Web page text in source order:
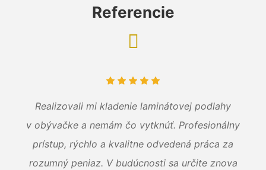
Referencie
Realizovali mi kladenie laminátovej podlahy
v obývačke a nemám čo vytknúť. Profesionálny
prístup, rýchlo a kvalitne odvedená práca za
rozumný peniaz. V budúcnosti sa určite znova